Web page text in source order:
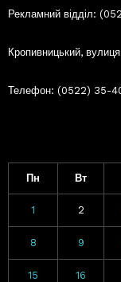
Рекламний відділ:
Кропивницький,
Телефон: (0522) 35-
Пн Вт
1 2
8 9
15 16